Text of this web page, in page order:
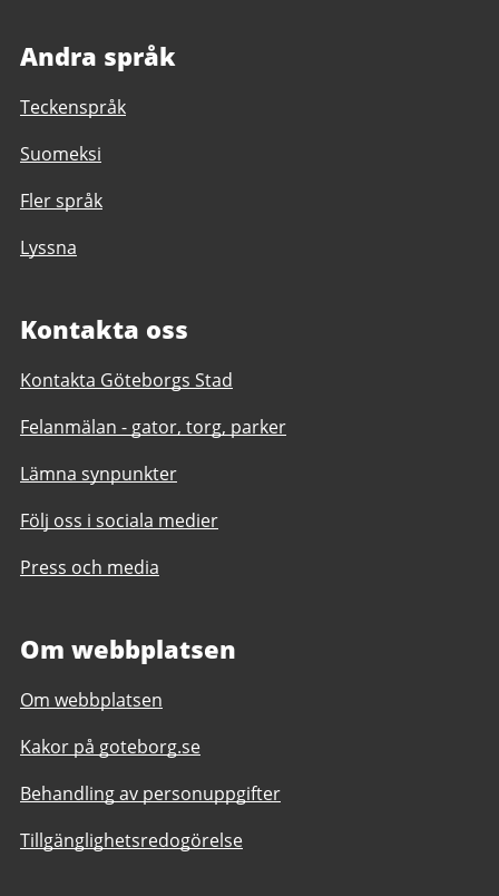
Andra språk
Teckenspråk
Suomeksi
Fler språk
Lyssna
Kontakta oss
Kontakta Göteborgs Stad
Felanmälan - gator, torg, parker
Lämna synpunkter
Följ oss i sociala medier
Press och media
Om webbplatsen
Om webbplatsen
Kakor på goteborg.se
Behandling av personuppgifter
Tillgänglighetsredogörelse